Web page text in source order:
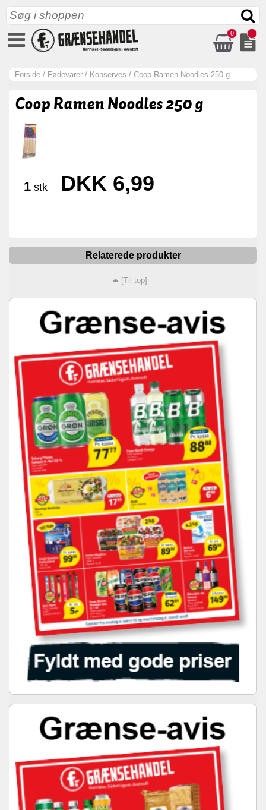
0
Forside / Fødevarer / Konserves / Coop Ramen Noodles 250 g
Coop Ramen Noodles 250 g
1 stk DKK 6,99
Relaterede produkter
[Til top]